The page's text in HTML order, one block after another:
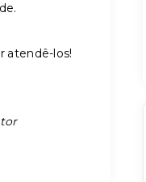
atendê-los!